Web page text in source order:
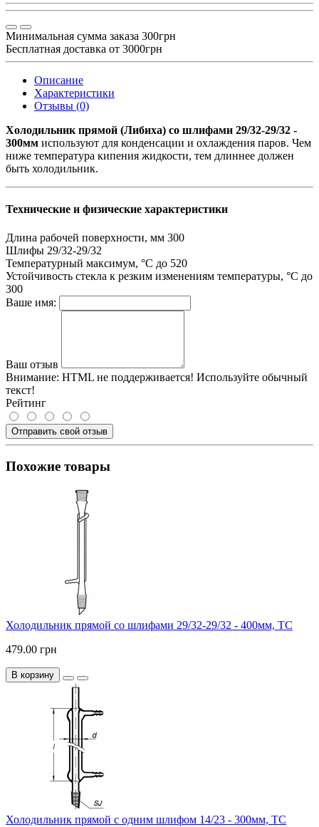
Минимальная сумма заказа 300грн
Бесплатная доставка от 3000грн
Описание
Характеристики
Отзывы (0)
Холодильник прямой (Либиха) со шлифами 29/32-29/32 -
300мм используют для конденсации и охлаждения паров. Чем
ниже температура кипения жидкости, тем длиннее должен
быть холодильник.
Технические и физические характеристики
Длина рабочей поверхности, мм 300
Шлифы 29/32-29/32
Температурный максимум, °C до 520
Устойчивость стекла к резким изменениям температуры, °C до
300
Ваше имя:
Ваш отзыв
Внимание: HTML не поддерживается! Используйте обычный
текст!
Рейтинг
Отправить свой отзыв
Похожие товары
Холодильник прямой со шлифами 29/32-29/32 - 400мм, ТС
479.00 грн
В корзину
Холодильник прямой с одним шлифом 14/23 - 300мм, ТС